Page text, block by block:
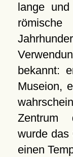
lange
bekannt:
Museion,
Zentrum
wurde das
einen